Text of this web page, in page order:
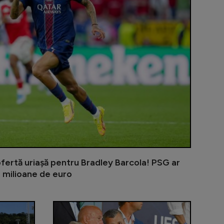
uriașă pentru Bradley Barcola! PSG ar
de euro
Ce a spus despre viitorul lui Thibaut
Dan Șucu își vinde fotbalistul în Bundesliga pentru